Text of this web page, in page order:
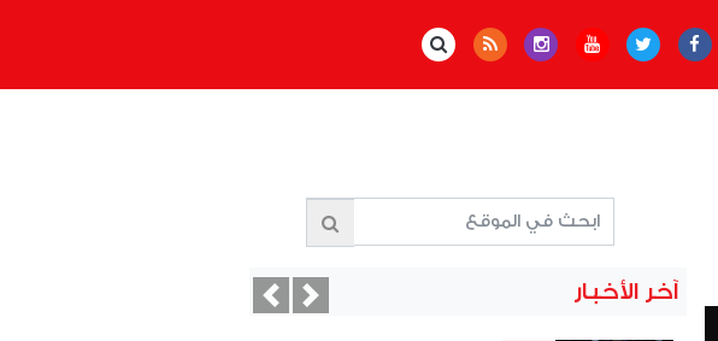
آخر الأخبار
PreviousNext